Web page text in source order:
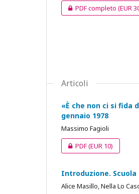
PDF completo(EUR
Articoli
«È che non ci si fida
gennaio 1978
Massimo Fagioli
PDF(EUR 10)
Introduzione.
Alice Masillo, Nella Lo